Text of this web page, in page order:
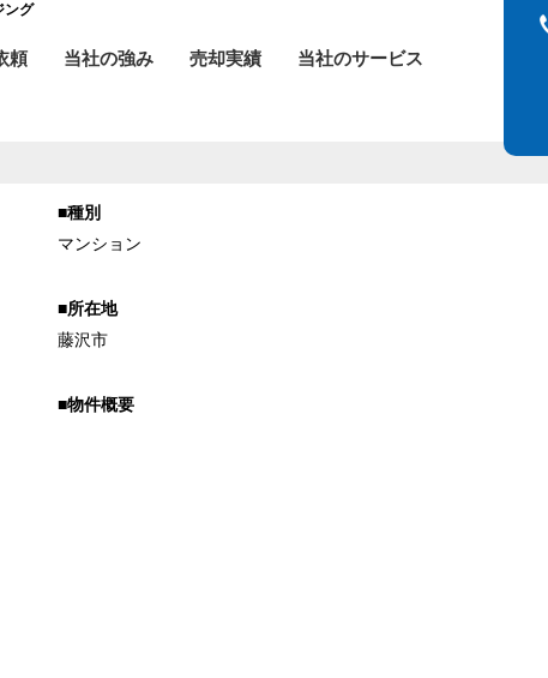
ング
頼 当社の強み 売却実績 当社のサービス
■種別
マンション
■所在地
藤沢市
■物件概要